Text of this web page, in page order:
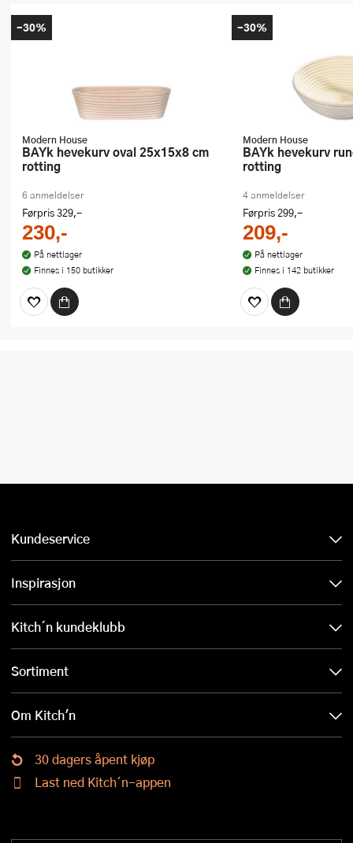
Modern House
bAYk hevekurv oval 25x15x8 cm
rotting
6 anmeldelser
Førpris329,-
230,-
På nettlager
Finnes i 150 butikker
-30%
Modern House
bAYk hevekurv rund 25x8 cm
rotting
4 anmeldelser
Førpris299,-
209,-
På nettlager
Finnes i 142 butikker
-30%
Kundeservice
Inspirasjon
Kitch´n kundeklubb
Sortiment
Om Kitch'n
30 dagers åpent kjøp
Last ned Kitch´n-appen